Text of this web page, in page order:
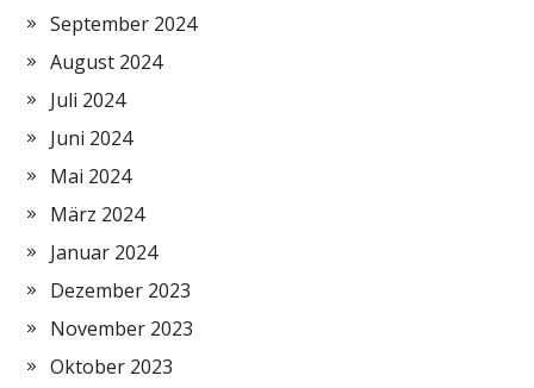
September 2024
August 2024
Juli 2024
Juni 2024
Mai 2024
März 2024
Januar 2024
Dezember 2023
November 2023
Oktober 2023